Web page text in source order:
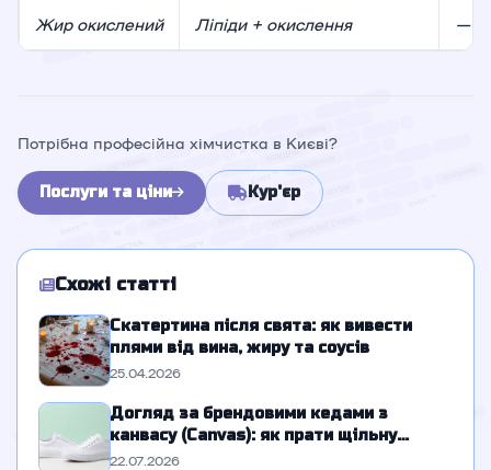
Жир окислений Ліпіди + окислення —
Потрібна професійна хімчистка в Києві?
Послуги та ціни Кур'єр
Схожі статті
Скатертина після свята: як вивести
плями від вина, жиру та соусів
25.04.2026
Догляд за брендовими кедами з
канвасу (Canvas): як прати щільну
парусну тканину без розводів
22.07.2026